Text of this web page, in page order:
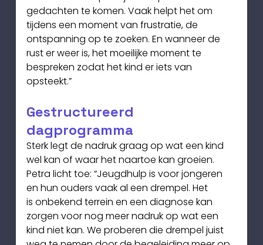
gedachten te komen. Vaak helpt het om
tijdens een moment van frustratie, de
ontspanning op te zoeken. En wanneer de
rust er weer is, het moeilijke moment te
bespreken zodat het kind er iets van
opsteekt.”
Gestructureerd
dagprogramma
Sterk legt de nadruk graag op wat een kind
wel kan of waar het naartoe kan groeien.
Petra licht toe: “Jeugdhulp is voor jongeren
en hun ouders vaak al een drempel. Het
is onbekend terrein en een diagnose kan
zorgen voor nog meer nadruk op wat een
kind niet kan. We proberen die drempel juist